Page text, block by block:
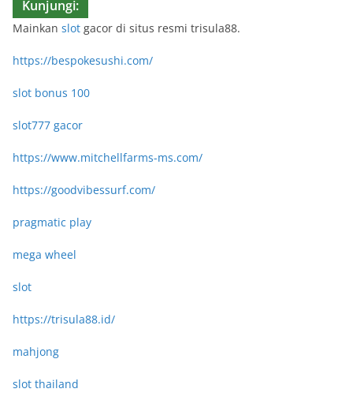
Kunjungi:
Mainkan slot gacor di situs resmi trisula88.
https://bespokesushi.com/
slot bonus 100
slot777 gacor
https://www.mitchellfarms-ms.com/
https://goodvibessurf.com/
pragmatic play
mega wheel
slot
https://trisula88.id/
mahjong
slot thailand